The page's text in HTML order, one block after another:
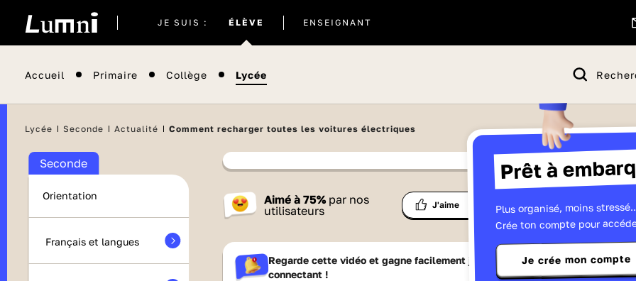
JE SUIS : ÉLÈVE
actuel
ENSEIGNANT
Accueil Primaire Collège Lycée
Prêt à
Plus organisé, moins
Crée ton compte pour
Je crée mon compte
Lycée Seconde Actualité Comment recharger toutes les voitures électriques
Seconde
Orientation
Français et langues
Contenu proposé par
France Télévisions
Aimé à75% par nos
utilisateurs
J'aime
liste
Partager
Regarde cette vidéo et gagne facilement jusqu'à 15 Lumnizen te
connectant !